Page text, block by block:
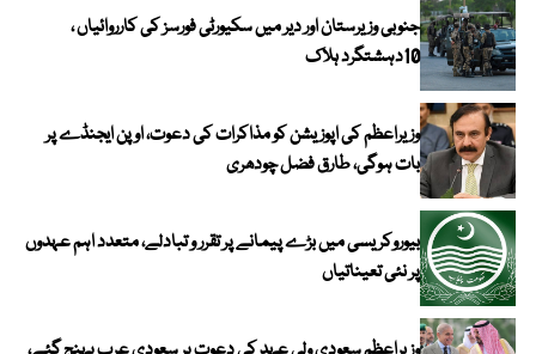
جنوبی وزیرستان اور دیر میں سکیورٹی فورسز کی کارروائیاں ،
10دہشتگرد ہلاک
وزیراعظم کی اپوزیشن کو مذاکرات کی دعوت، اوپن ایجنڈے پر
بات ہوگی، طارق فضل چودھری
بیوروکریسی میں بڑے پیمانے پر تقرر و تبادلے، متعدد اہم عہدوں
پر نئی تعیناتیاں